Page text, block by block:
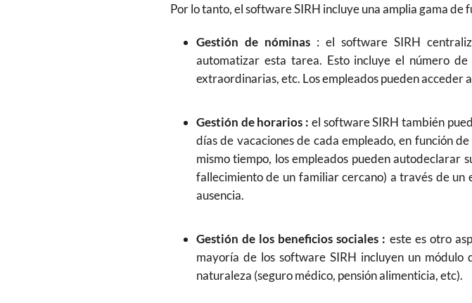
Por lo tanto, el software SIRH incluye una amplia gama de
Gestión de nóminas : el software SIRH
automatizar esta tarea. Esto incluye el número
extraordinarias, etc. Los empleados pueden acceder
Gestión de horarios : el software SIRH también
días de vacaciones de cada empleado, en función
mismo tiempo, los empleados pueden autodeclarar
fallecimiento de un familiar cercano) a través de un
ausencia.
Gestión de los beneficios sociales : este es otro
mayoría de los software SIRH incluyen un módulo
naturaleza (seguro médico, pensión alimenticia, etc).